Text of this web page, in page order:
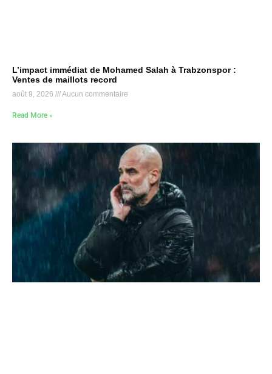
L’impact immédiat de Mohamed Salah à Trabzonspor :
Ventes de maillots record
août 9, 2026 Aucun commentaire
Read More »